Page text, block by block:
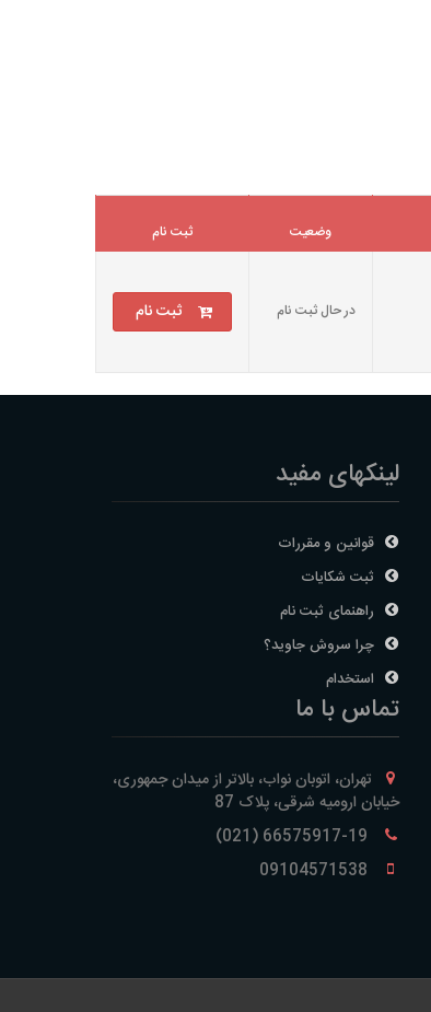
وضعیت ثبت نام
در حال ثبت نام ثبت نام
لینکهای مفید
قوانین و مقررات
ثبت شکایات
راهنمای ثبت نام
چرا سروش جاوید؟
استخدام
تماس با ما
تهران، اتوبان نواب، بالاتر از میدان جمهوری،
خیابان ارومیه شرقی، پلاک 87